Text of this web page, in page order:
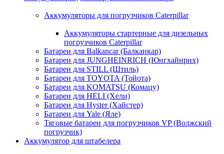
Аккумуляторы для погрузчиков Caterpillar
Аккумуляторы стартерные для дизельных
погрузчиков Caterpillar
Батареи для Balkancar (Балканкар)
Батареи для JUNGHEINRICH (Юнгхайнрих)
Батареи для STILL (Штиль)
Батареи для TOYOTA (Тойота)
Батареи для KOMATSU (Комацу)
Батареи для HELI (Хели)
Батареи для Hyster (Хайстер)
Батареи для Yale (Яле)
Тяговые батареи для погрузчиков VP (Волжский
погрузчик)
Аккумулятор для штабелера